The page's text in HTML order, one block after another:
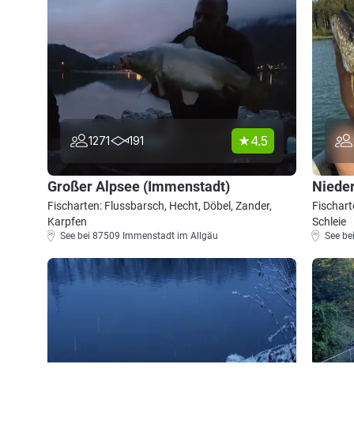
1271 191 4.5
Großer Alpsee (Immenstadt)
Fischarten: Flussbarsch, Hecht, Döbel, Zander,
Karpfen
See bei 87509 Immenstadt im Allgäu
Schleie
See